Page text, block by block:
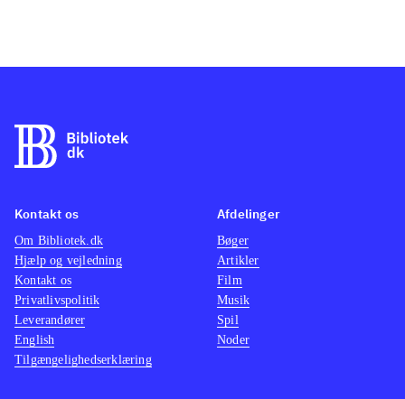
Ahlmann, der har flere andre værker
I bibliotekerne findes i forvejen
Monsterkogebogen, 2006, der dog til
har givet retterne ulækre navne.
En dejlig billedkogebog for familiens
mindste fra ca. 6 år med hjælp fra
voksne, og til selvstændig
madlavning for børn fra ca. 10 år.
Opskrifterne er enkelt opbygget og
ledsaget af fine tegninger, der gør
Kontakt os
Om Bibliotek.dk
Hjælp og vejledning
Kontakt os
Privatlivspolitik
Leverandører
English
Tilgængelighedserklæring
Afdelinger
Bøger
Artikler
Film
Musik
Spil
Noder